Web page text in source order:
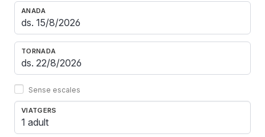
ANADA
TORNADA
Sense escales
VIATGERS
1 adult